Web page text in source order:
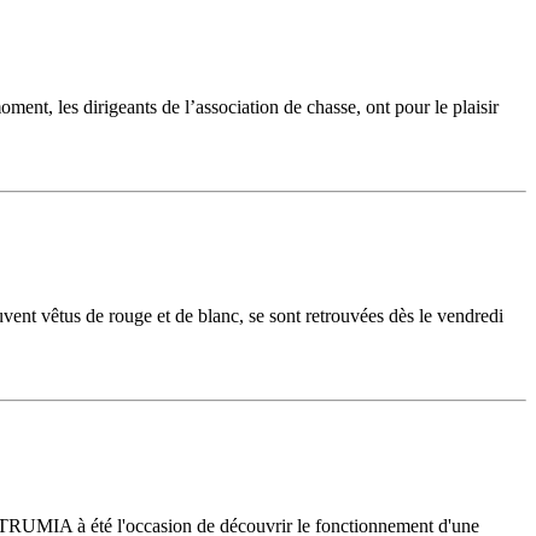
les dirigeants de l’association de chasse, ont pour le plaisir
vêtus de rouge et de blanc, se sont retrouvées dès le vendredi
à été l'occasion de découvrir le fonctionnement d'une